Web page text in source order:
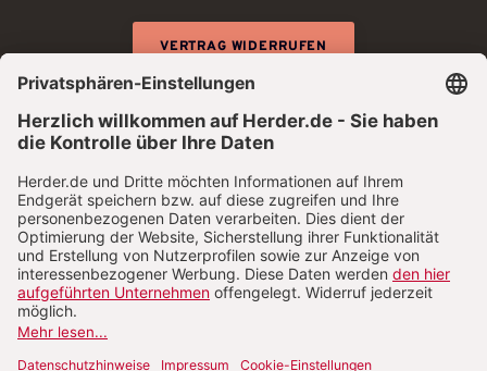
VERTRAG WIDERRUFEN
ABO ONLINE KÜNDIGEN